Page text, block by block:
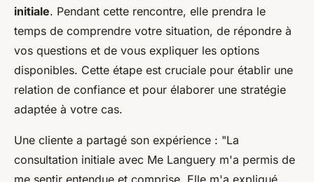
initiale. Pendant cette rencontre, elle prendra le
temps de comprendre votre situation, de répondre à
vos questions et de vous expliquer les options
disponibles. Cette étape est cruciale pour établir une
relation de confiance et pour élaborer une stratégie
adaptée à votre cas.
Une cliente a partagé son expérience : "La
consultation initiale avec Me Languery m'a permis de